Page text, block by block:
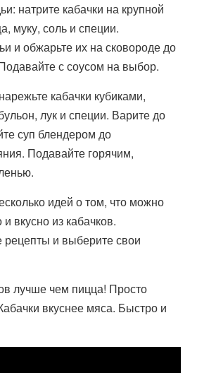
натрите кабачки на крупной
муку, соль и специи.
и обжарьте их на сковороде до
с соусом на выбор.
кабачки кубиками,
лук и специи. Варите до
суп блендером до
Подавайте горячим,
идей о том, что можно
вкусно из кабачков.
и выберите свои
лучше чем пицца! Просто
вкуснее мяса. Быстро и